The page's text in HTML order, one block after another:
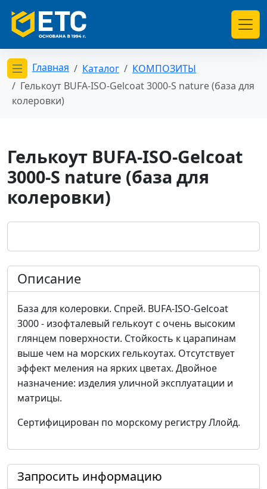
Открыть меню категорий
Главная Каталог
КОМПОЗИТЫ
Гелькоут BUFA-ISO-Gelcoat 3000-S nature (база для
колеровки)
Гелькоут BUFA-ISO-Gelcoat
3000-S nature (база для
колеровки)
Описание
База для колеровки. Спрей. BUFA-ISO-Gelcoat
3000 - изофталевый гелькоут с очень высоким
глянцем поверхности. Стойкость к царапинам
выше чем на морских гелькоутах. Отсутствует
эффект меления на ярких цветах. Двойное
назначение: изделия уличной эксплуатации и
матрицы.
Сертифицирован по морскому регистру Ллойд.
Запросить информацию